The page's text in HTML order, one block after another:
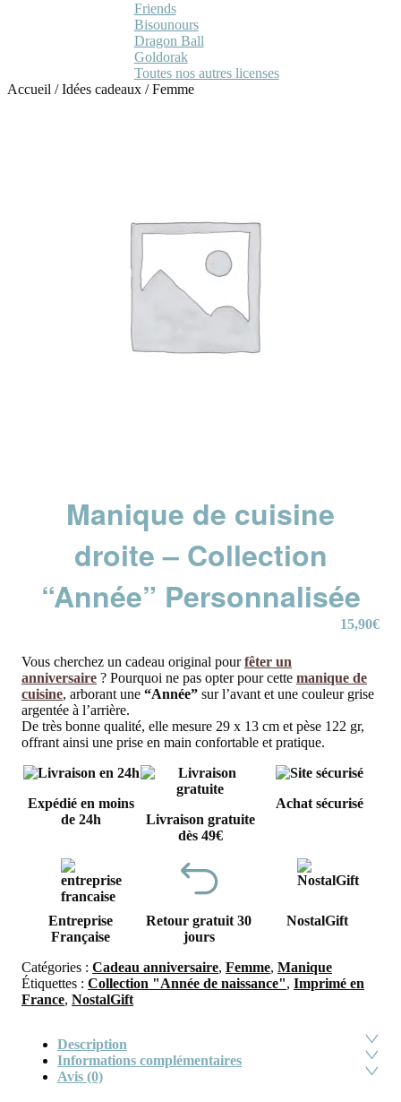
Friends
Bisounours
Dragon Ball
Goldorak
Toutes nos autres licenses
Accueil /Idées cadeaux /Femme
Manique de cuisine
droite – Collection
“Année” Personnalisée
15,90€
Vous cherchez un cadeau original pourfêter un
anniversaire ? Pourquoi ne pas opter pour cette manique de
cuisine, arborant une “Année” sur l’avant et une couleur grise
argentée à l’arrière.
De très bonne qualité, elle mesure 29 x 13 cm et pèse 122 gr,
offrant ainsi une prise en main confortable et pratique.
Expédié en moins
de 24h
Livraison gratuite
dès 49€
Achat sécurisé
Entreprise
Française
Retour gratuit 30
jours
NostalGift
Catégories : Cadeau anniversaire, Femme, Manique
Étiquettes : Collection "Année de naissance", Imprimé en
France, NostalGift
Description
Informations complémentaires
Avis (0)